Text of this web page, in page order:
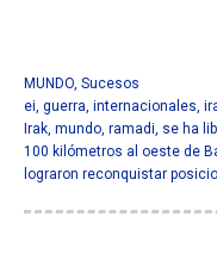
MUNDO, Sucesos
ei, guerra, internacionales,
Irak, mundo, ramadi, se ha
100 kilómetros al oeste de
lograron reconquistar